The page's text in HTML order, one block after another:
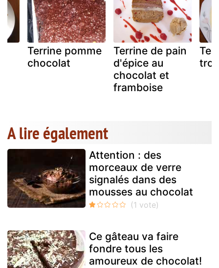
Terrine pomme
chocolat
Terrine de pain
d'épice au
chocolat et
framboise
A lire également
Attention : des
morceaux de verre
signalés dans des
mousses au chocolat
Ce gâteau va faire
fondre tous les
amoureux de chocolat!